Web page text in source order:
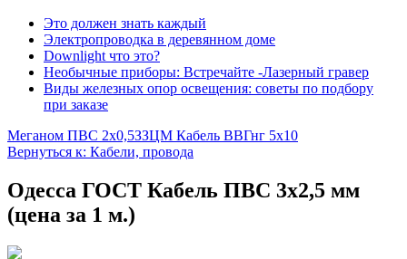
Это должен знать каждый
Электропроводка в деревянном доме
Downlight что это?
Необычные приборы: Встречайте -Лазерный гравер
Виды железных опор освещения: советы по подбору
при заказе
Меганом ПВС 2х0,5ЗЗЦМ Кабель ВВГнг 5х10
Вернуться к: Кабели, провода
Одесса ГОСТ Кабель ПВС 3х2,5 мм
(цена за 1 м.)